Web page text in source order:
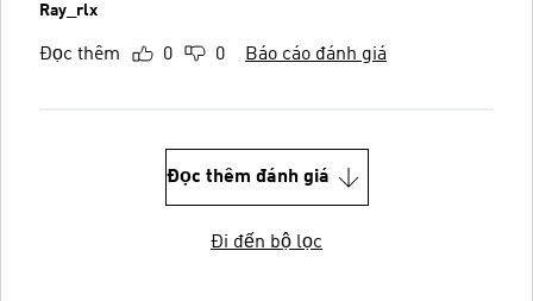
Ray_rlx
Đọc thêm 0 0 Báo cáo đánh giá
Đọc thêm đánh giá
Đi đến bộ lọc